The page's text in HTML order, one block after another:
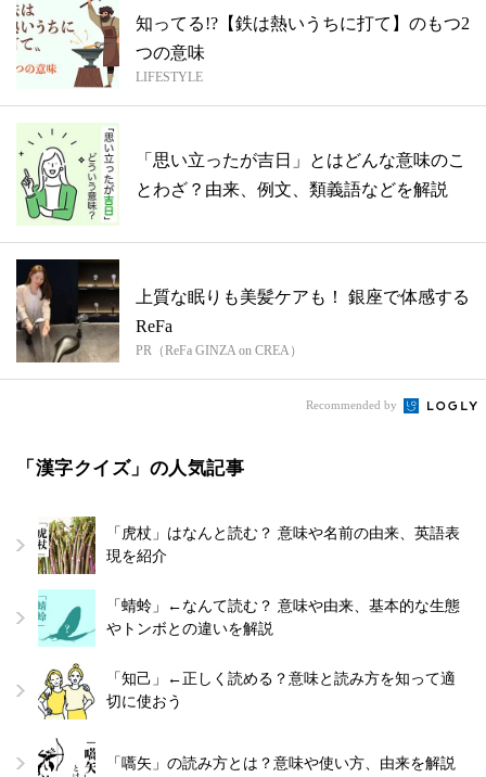
知ってる!?【鉄は熱いうちに打て】のもつ2
つの意味
LIFESTYLE
「思い立ったが吉日」とはどんな意味のこ
とわざ？由来、例文、類義語などを解説
上質な眠りも美髪ケアも！ 銀座で体感する
ReFa
PR（ReFa GINZA on CREA）
Recommended by
「漢字クイズ」の人気記事
「虎杖」はなんと読む？ 意味や名前の由来、英語表
現を紹介
「蜻蛉」←なんて読む？ 意味や由来、基本的な生態
やトンボとの違いを解説
「知己」←正しく読める？意味と読み方を知って適
切に使おう
「嚆矢」の読み方とは？意味や使い方、由来を解説